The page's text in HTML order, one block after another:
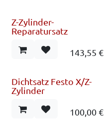
Z-Zylinder-
Reparatursatz
143,55 €
Dichtsatz Festo X/Z-
Zylinder
100,00€